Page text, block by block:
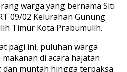
warga yang bernama Siti
09/02 Kelurahan Gunung
Timur Kota Prabumulih.
pagi ini, puluhan warga
di acara hajatan
muntah hingga terpaksa